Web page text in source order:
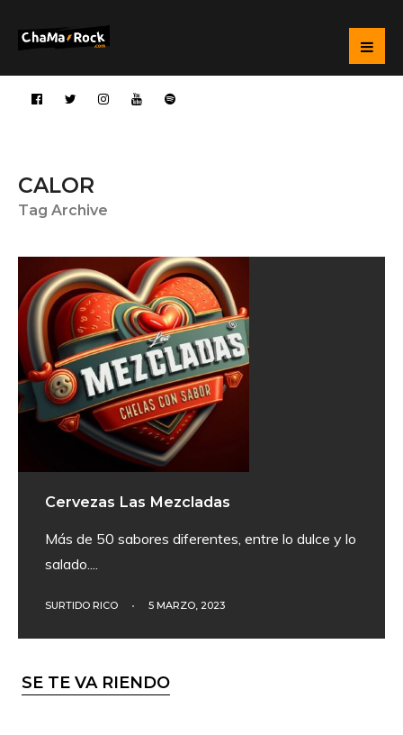
CALOR
Tag Archive
Cervezas Las Mezcladas
Más de 50 sabores diferentes, entre lo dulce y lo
salado.
SURTIDO RICO • 5 MARZO, 2023
SE TE VA RIENDO